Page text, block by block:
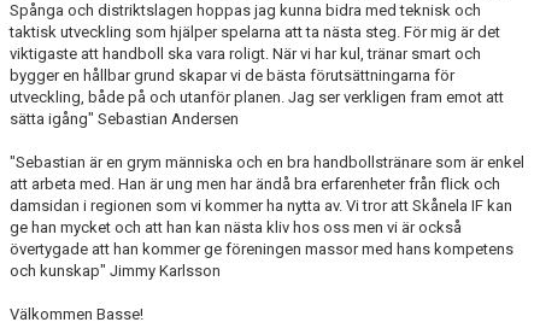
Spånga och distriktslagen hoppas jag kunna bidra med teknisk och
taktisk utveckling som hjälper spelarna att ta nästa steg. För mig är det
viktigaste att handboll ska vara roligt. När vi har kul, tränar smart och
bygger en hållbar grund skapar vi de bästa förutsättningarna för
utveckling, både på och utanför planen. Jag ser verkligen fram emot att
sätta igång" Sebastian Andersen
"Sebastian är en grym människa och en bra handbollstränare som är enkel
att arbeta med. Han är ung men har ändå bra erfarenheter från flick och
damsidan i regionen som vi kommer ha nytta av. Vi tror att Skånela IF kan
ge han mycket och att han kan nästa kliv hos oss men vi är också
övertygade att han kommer ge föreningen massor med hans kompetens
och kunskap" Jimmy Karlsson
Välkommen Basse!